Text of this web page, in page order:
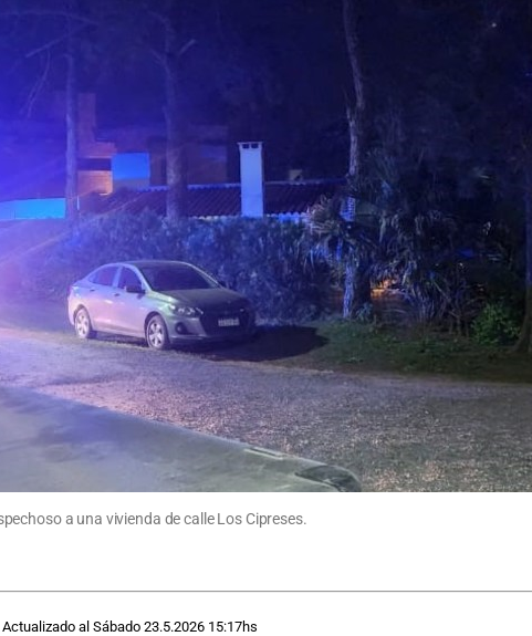
a una vivienda de calle Los Cipreses.
Actualizado al Sábado 23.5.2026 15:17hs